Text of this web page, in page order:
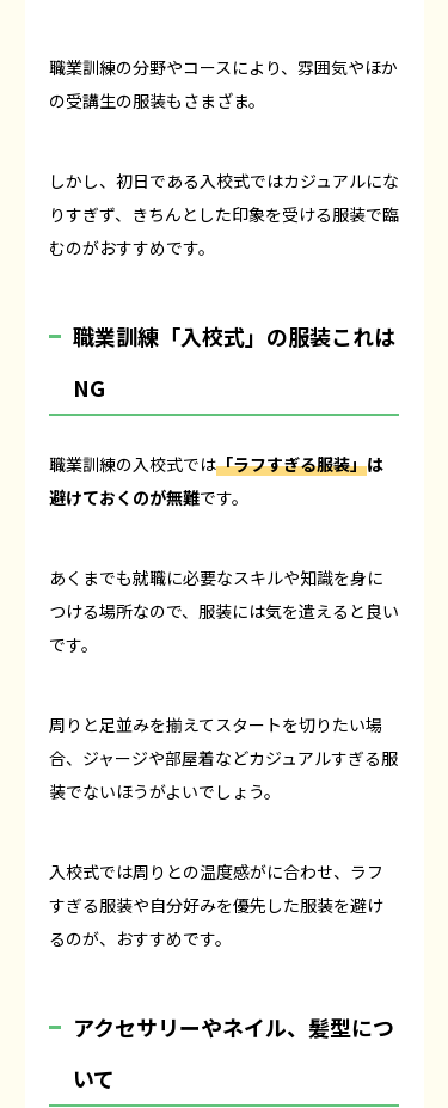
職業訓練の分野やコースにより、雰囲気やほか
の受講生の服装もさまざま。
しかし、初日である入校式ではカジュアルにな
りすぎず、きちんとした印象を受ける服装で臨
むのがおすすめです。
職業訓練「入校式」の服装これは
NG
職業訓練の入校式では「ラフすぎる服装」は
避けておくのが無難です。
あくまでも就職に必要なスキルや知識を身に
つける場所なので、服装には気を遣えると良い
です。
周りと足並みを揃えてスタートを切りたい場
合、ジャージや部屋着などカジュアルすぎる服
装でないほうがよいでしょう。
入校式では周りとの温度感がに合わせ、ラフ
すぎる服装や自分好みを優先した服装を避け
るのが、おすすめです。
アクセサリーやネイル、髪型につ
いて